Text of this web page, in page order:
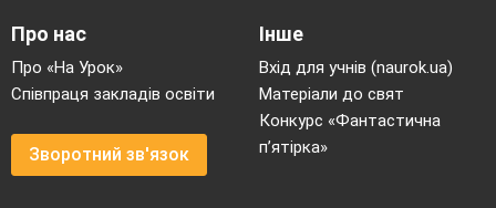
Про нас
Про «На Урок»
Співпраця закладів освіти
Зворотний зв'язок
Інше
Вхід для учнів (naurok.ua)
Матеріали до свят
Конкурс «Фантастична
п’ятірка»